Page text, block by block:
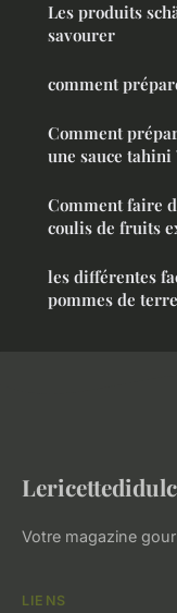
Les produits
savourer
comment
Comment
une sauce tahini
Comment faire
coulis de fruits
les différentes
pommes de
Votre magazine
LIENS